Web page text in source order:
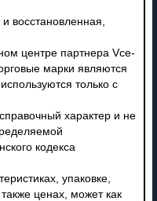
восстановленная,
центре партнера Vce-
марки являются
только с
характер и не
кодекса
упаковке,
ценах, может как